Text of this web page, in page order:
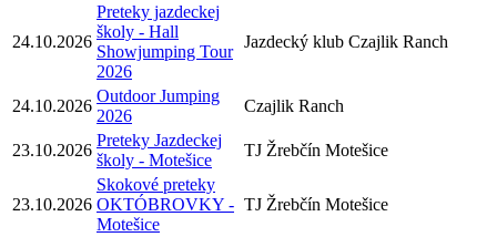
24.10.2026
Preteky jazdeckej
školy - Hall
Showjumping Tour
2026
Jazdecký klub Czajlik Ranch
24.10.2026
Outdoor Jumping
2026
Czajlik Ranch
23.10.2026
Preteky Jazdeckej
školy - Motešice
TJ Žrebčín Motešice
23.10.2026
Skokové preteky
OKTÓBROVKY -
Motešice
TJ Žrebčín Motešice